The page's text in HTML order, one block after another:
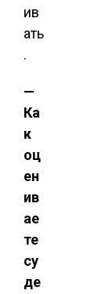
ив
ать
.
—
Ка
к
оц
ен
ив
ае
те
су
де